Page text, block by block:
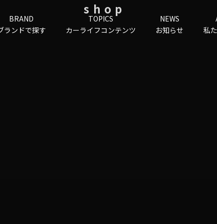
BRAND
ランドで探す
TOPICS
カーライフコンテンツ
NEWS
お知らせ
私
shop